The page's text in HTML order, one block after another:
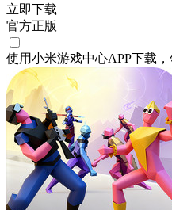
立即下载
官方正版
使用小米游戏中心APP下载